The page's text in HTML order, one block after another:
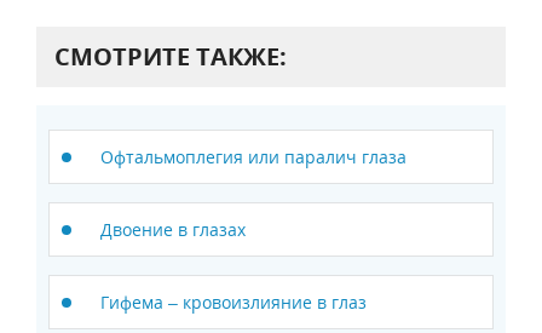
СМОТРИТЕ ТАКЖЕ:
Офтальмоплегия или паралич глаза
Двоение в глазах
Гифема – кровоизлияние в глаз